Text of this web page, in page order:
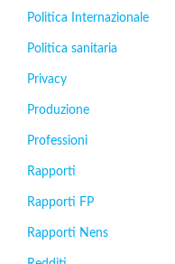
Politica Internazionale
Politica sanitaria
Privacy
Produzione
Professioni
Rapporti
Rapporti FP
Rapporti Nens